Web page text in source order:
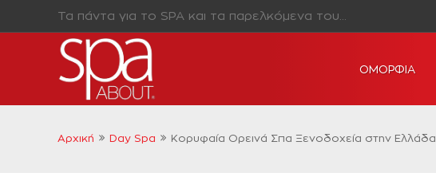
Τα πάντα για το SPA και τα παρελκόμενα του…
ΟΜΟΡΦΙΑ
Αρχική Day Spa Κορυφαία Ορεινά Σπα Ξενοδοχεία στην Ελλάδα